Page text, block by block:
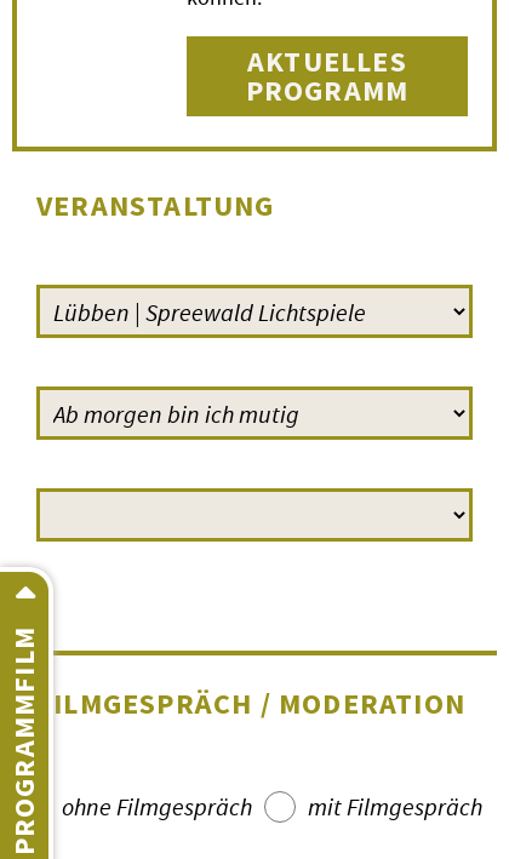
PROGRAMMFILM
AKTUELLES
PROGRAMM
VERANSTALTUNG
FILMGESPRÄCH / MODERATION
ohne Filmgespräch mit Filmgespräch